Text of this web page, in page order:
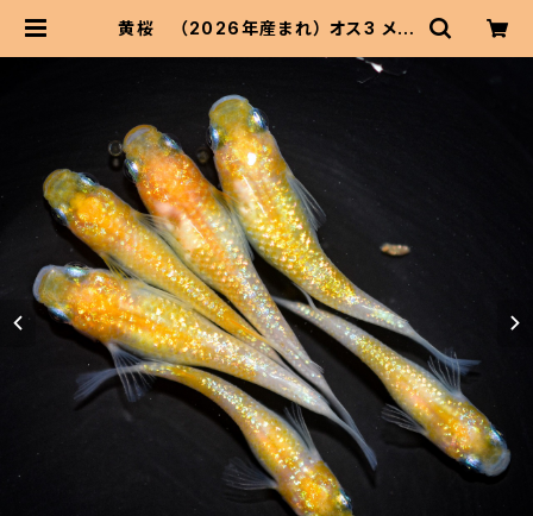
黄桜 （2026年産まれ） オス3 メス
048-a | 伊香保フィッシュファームB
ASEショップ